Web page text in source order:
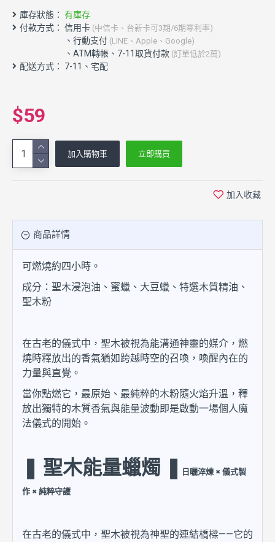
庫存狀態： 有庫存
付款方式： 信用卡 (中信卡、台新卡可3期/6期零利率)
配送方式： 7-11、宅配
$59
加入購物車 立即購買
加入收藏
商品詳情
可燃燒約四小時。
成分：聖木浸泡油、蜜蠟、大豆蠟、特選木質精油、
聖木粉
在古老的儀式中，聖木被視為能溝通神靈的媒介，燃
燒時釋放出的香氣猶如跨越時空的召喚，喚醒內在的
力量與直覺。
當你點燃它，最原始、最純粹的木粉隨火焰升溫，釋
放出獨特的木質香氣與能量波動即是啟動一場個人魔
法儀式的開始。
❚ 聖木能量蠟燭 ❚ 日曬淬煉 × 儀式製
作 × 純粹守護
在古老的儀式中，聖木被視為神聖的連結橋樑——它的